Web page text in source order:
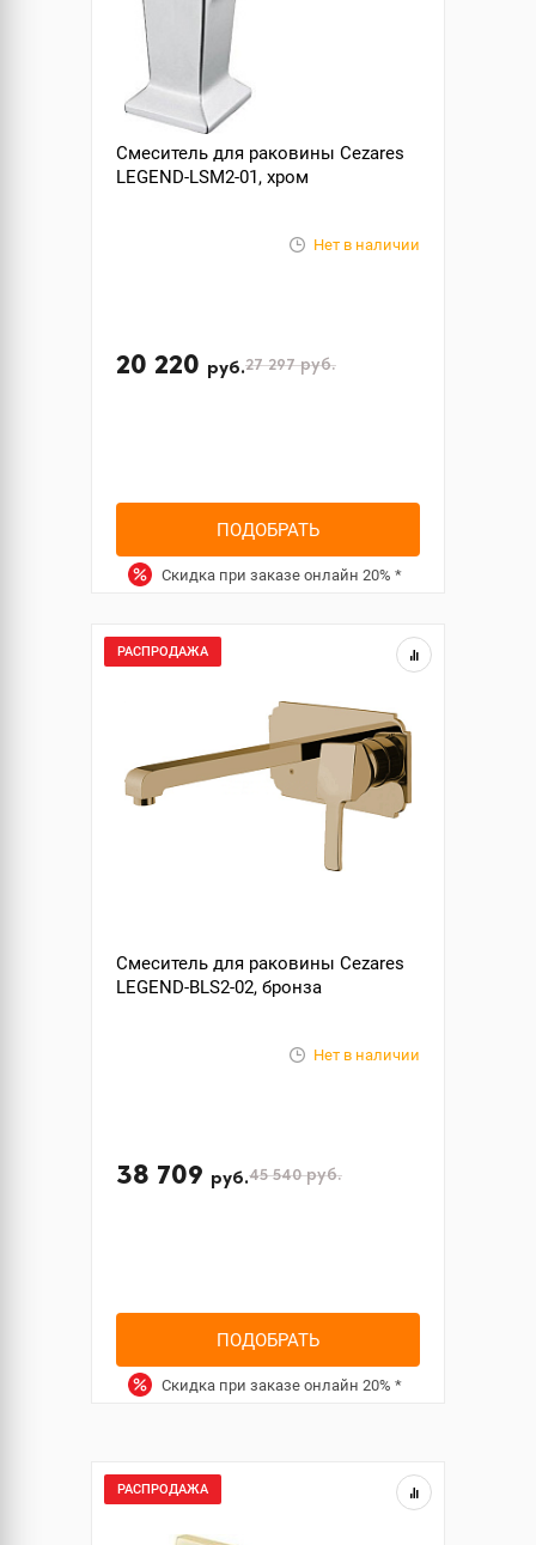
Смеситель для раковины Cezares
LEGEND-LSM2-01, хром
Нет в наличии
20 220 руб.27 297руб.
ПОДОБРАТЬ
Скидка при заказе онлайн 20% *
РАСПРОДАЖА
Смеситель для раковины Cezares
LEGEND-BLS2-02, бронза
Нет в наличии
38 709 руб.45 540руб.
ПОДОБРАТЬ
Скидка при заказе онлайн 20% *
РАСПРОДАЖА